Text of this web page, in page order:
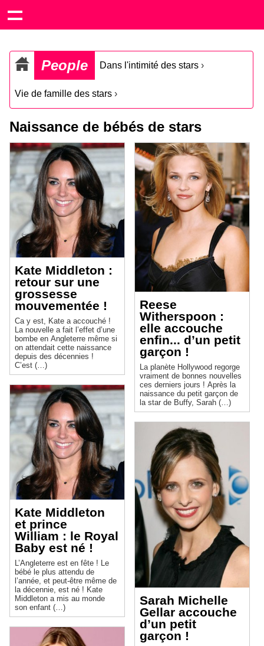
People Dans l'intimité des stars ›
Vie de famille des stars ›
Naissance de bébés de stars
Kate Middleton :
retour sur une
grossesse
mouvementée !
Ca y est, Kate a accouché !
La nouvelle a fait l’effet d’une
bombe en Angleterre même si
on attendait cette naissance
depuis des décennies !
C’est (…)
Kate Middleton
et prince
William : le Royal
Baby est né !
L’Angleterre est en fête ! Le
bébé le plus attendu de
l’année, et peut-être même de
la décennie, est né ! Kate
Middleton a mis au monde
son enfant (…)
Reese
Witherspoon :
elle accouche
enfin... d’un petit
garçon !
La planète Hollywood regorge
vraiment de bonnes nouvelles
ces derniers jours ! Après la
naissance du petit garçon de
la star de Buffy, Sarah (…)
Sarah Michelle
Gellar accouche
d’un petit
garçon !